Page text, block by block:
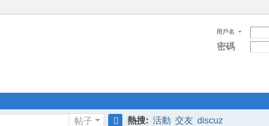
用戶名
密碼
帖子
熱搜: 活動 交友 discuz